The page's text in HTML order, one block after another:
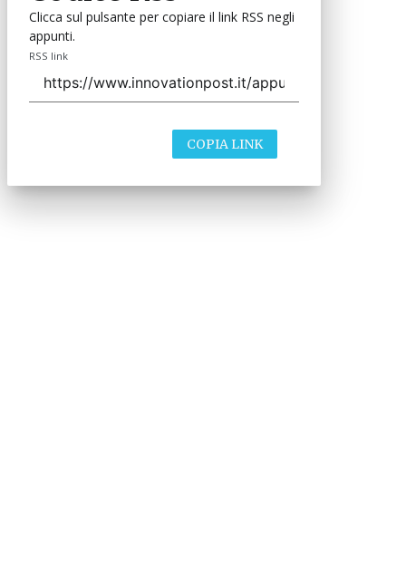
Clicca sul pulsante per copiare il link RSS negli
appunti.
RSS link
COPIA LINK